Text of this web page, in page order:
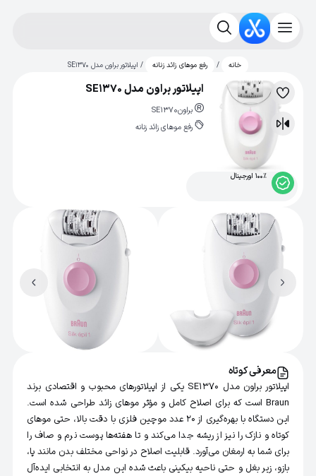
خانه / رفع موهای زائد زنانه / اپیلاتور براون مدل SE1370
لیست
علاقه‌مندی
مقایسه
اپیلاتور براون مدل SE1370
براونSE1370
رفع موهای زائد زنانه
100% اورجینال
معرفی کوتاه
اپیلاتور براون مدل SE1370 یکی از اپیلاتورهای محبوب و اقتصادی برند
Braun است که برای اصلاح کامل و مؤثر موهای زائد طراحی شده است.
این دستگاه با بهره‌گیری از 20 عدد موچین فلزی با دقت بالا، حتی موهای
کوتاه و نازک را نیز از ریشه جدا می‌کند و تا هفته‌ها پوست نرم و صاف را
برای شما به ارمغان می‌آورد. قابلیت اصلاح در نواحی مختلف بدن مانند پا،
بازو، زیر بغل و حتی ناحیه بیکینی باعث شده این مدل به انتخابی ایده‌آل